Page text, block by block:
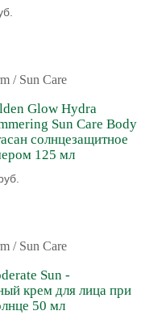
/ Sun Care
Glow Hydra
Sun Care Body
солнцезащитное
125 мл
/ Sun Care
Sun -
крем для лица при
50 мл